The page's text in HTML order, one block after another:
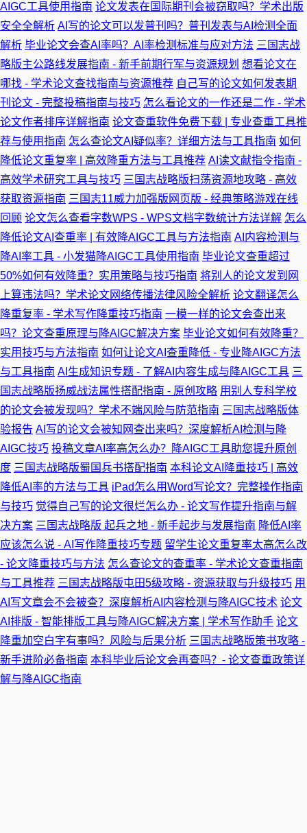
AIGC工具使用指南 论文发表在国际期刊会被窃取吗？学术出版
安全全解析 AI写的论文可以发普刊吗？普刊发表与AI检测全面
解析 毕业论文会查AI率吗？AI率检测标准与应对方法 三国志战
略版主公路线发展指南 - 新手前期行军与资源规划 想看论文在
哪找 - 学术论文查找指南与资源推荐 自己写的论文如何发表期
刊论文 - 完整投稿指南与技巧 怎么看论文的一作还是二作 - 学术
论文作者排序详解指南 论文查重软件免费下载 | 专业查重工具推
荐与使用指南 怎么查论文AI疑似率？详细方法与工具指南 如何
降低论文重复率 | 高效降重方法与工具推荐 AI读文献指令指南 -
高效学术研究工具与技巧 三国志战略版扫荡资源地攻略 - 高效
获取资源指南 三国志11威力加强版网页版 - 经典策略游戏在线
回顾 论文怎么查看字数WPS - WPS文档字数统计方法详解 怎么
降低论文AI查重率 | 有效降AIGC工具与方法指南 AI内容检测与
降AI率工具 - 小发猫降AIGC工具使用指南 毕业论文查重超过
50%如何有效降重？实用策略与技巧指南 将别人的论文发到网
上算违法吗？学术论文网络传播法律风险全解析 论文翻译怎么
降重复率 - 学术写作降重技巧指南 一模一样的论文会查出来
吗？论文查重原理与降AIGC解决方案 毕业论文如何有效降重？
实用技巧与方法指南 如何让论文AI查重降低 - 专业降AIGC方法
与工具指南 AI生成知识专题 - 了解AI内容生成与降AIGC工具 三
国志战略版扬威战法属性搭配指南 - 原创攻略 用别人专科学校
的论文会被发现吗？学术不端风险与防范指南 三国志战略版体
验报告 AI写的论文会被知网查出来吗？深度解析AI检测与降
AIGC技巧 投稿文章AI率高怎么办？降AIGC工具助您提升原创
度 三国志战略版蜀国兵书搭配指南 本科论文AI降重技巧 | 高效
降低AI率的方法与工具 iPad怎么用Word写论文？完整操作指南
与技巧 觉得自己写的论文很烂怎么办 - 论文写作提升指南与解
决方案 三国志战略版 起兵之地 - 新手起步与发展指南 降低AI率
应该怎么说 - AI写作降重技巧专题 留学生论文重复率太高怎么改
- 论文降重技巧与方法 怎么查论文的查重率 - 学术论文查重指南
与工具推荐 三国志战略版屯田5级攻略 - 资源获取与升级技巧 用
AI写文章会不会被查？深度解析AI内容检测与降AIGC技术 论文
AI排版 - 智能排版工具与降AIGC解决方案 | 学术写作助手 论文
降重加空白字有事吗？风险与后果分析 三国志战略版策书攻略 -
新手进阶必备指南 本科毕业后论文会再查吗？- 论文查重政策详
解与降AIGC指南